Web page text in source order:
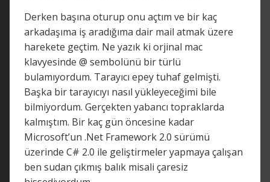
Derken başına oturup onu açtım ve bir kaç
arkadaşıma iş aradığıma dair mail atmak üzere
harekete geçtim. Ne yazık ki orjinal mac
klavyesinde @ sembolünü bir türlü
bulamıyordum. Tarayıcı epey tuhaf gelmişti.
Başka bir tarayıcıyı nasıl yükleyeceğimi bile
bilmiyordum. Gerçekten yabancı topraklarda
kalmıştım. Bir kaç gün öncesine kadar
Microsoft’un .Net Framework 2.0 sürümü
üzerinde C# 2.0 ile geliştirmeler yapmaya çalışan
ben sudan çıkmış balık misali çaresiz